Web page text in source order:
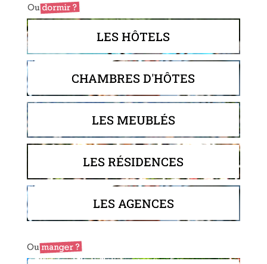
LES HÔTELS
CHAMBRES D'HÔTES
LES MEUBLÉS
LES RÉSIDENCES
LES AGENCES